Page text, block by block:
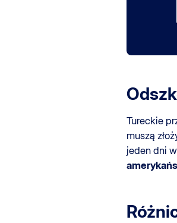
Tureckie
muszą
jeden dni